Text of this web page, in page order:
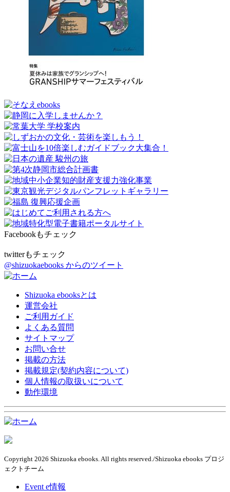
Facebookもチェック
twitterもチェック
@shizuokaebooks からのツイート
Shizuoka ebooksとは
運営会社
ご利用ガイド
よくある質問
サイトマップ
お問い合せ
掲載の方法
掲載規定(契約内容について)
個人情報の取扱いについて
動作環境
Copyright 2026 Shizuoka ebooks. All rights reserved./Shizuoka ebooks プロジ
ェクトチーム
Event e情報